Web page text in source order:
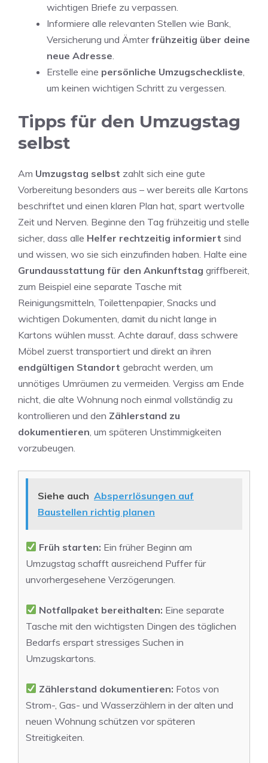
wichtigen Briefe zu verpassen.
Informiere alle relevanten Stellen wie Bank,
Versicherung und Ämterfrühzeitig über deine
neue Adresse
Erstelle eine persönliche Umzugscheckliste
um keinen wichtigen Schritt zu vergessen.
Tipps für den Umzugstag
selbst
Am Umzugstag selbst zahlt sich eine gute
Vorbereitung besonders aus – wer bereits alle Kartons
beschriftet und einen klaren Plan hat, spart wertvolle
Zeit und Nerven. Beginne den Tag frühzeitig und stelle
sicher, dass alle Helfer rechtzeitig informiert sind
und wissen, wo sie sich einzufinden haben. Halte eine
Grundausstattung für den Ankunftstag griffbereit,
zum Beispiel eine separate Tasche mit
Reinigungsmitteln, Toilettenpapier, Snacks und
wichtigen Dokumenten, damit du nicht lange in
Kartons wühlen musst. Achte darauf, dass schwere
Möbel zuerst transportiert und direkt an ihren
endgültigen Standort gebracht werden, um
unnötiges Umräumen zu vermeiden. Vergiss am Ende
nicht, die alte Wohnung noch einmal vollständig zu
kontrollieren und den Zählerstand zu
dokumentieren , um späteren Unstimmigkeiten
vorzubeugen.
Siehe auch Absperrlösungen auf
Baustellen richtig planen
Früh starten: Ein früher Beginn am
Umzugstag schafft ausreichend Puffer für
unvorhergesehene Verzögerungen.
Notfallpaket bereithalten: Eine separate
Tasche mit den wichtigsten Dingen des täglichen
Bedarfs erspart stressiges Suchen in
Umzugskartons.
Zählerstand dokumentieren: Fotos von
Strom-, Gas- und Wasserzählern in der alten und
neuen Wohnung schützen vor späteren
Streitigkeiten.